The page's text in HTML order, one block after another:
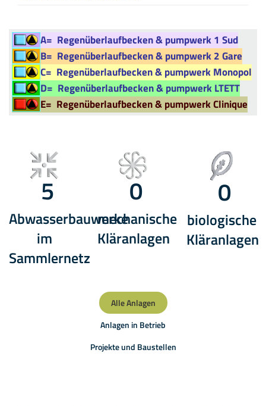
A=
Regenüberlaufbecken & pumpwerk 1 Sud
B=
Regenüberlaufbecken & pumpwerk 2 Gare
C=
Regenüberlaufbecken & pumpwerk Monopol
D=
Regenüberlaufbecken & pumpwerk LTETT
E=
Regenüberlaufbecken & pumpwerk Clinique
5
Abwasserbauwerke
im
Sammlernetz
0
mechanische
Kläranlagen
0
biologische
Kläranlagen
Alle Anlagen
Anlagen in Betrieb
Projekte und Baustellen